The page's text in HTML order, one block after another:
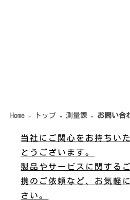
Home » トップ » 測量課 » お問い合
当社にご関心をお持ちい
とうございます。
製品やサービスに関する
携のご依頼など、お気軽
さい。